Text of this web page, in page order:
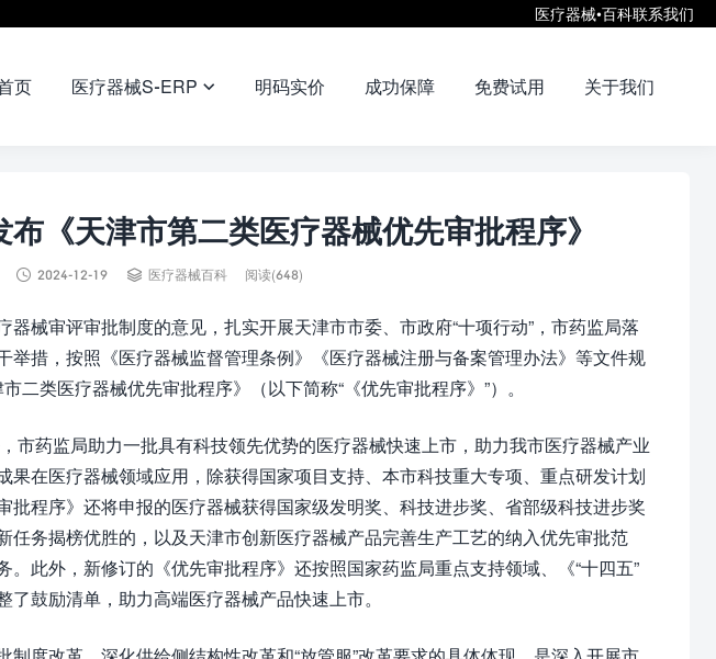
医疗器械•百科联系我们
页 医疗器械S-ERP  明码实价 成功保障 免费试用 关于我们
《天津市第二类医疗器械优先审批程序》
 2024-12-19  医疗器械百科 阅读(648)
器械审评审批制度的意见，扎实开展天津市市委、市政府“十项行动”，市药监局落
举措，按照《医疗器械监督管理条例》《医疗器械注册与备案管理办法》等文件规
二类医疗器械优先审批程序》（以下简称“《优先审批程序》”）。
市药监局助力一批具有科技领先优势的医疗器械快速上市，助力我市医疗器械产业
果在医疗器械领域应用，除获得国家项目支持、本市科技重大专项、重点研发计划
批程序》还将申报的医疗器械获得国家级发明奖、科技进步奖、省部级科技进步奖
任务揭榜优胜的，以及天津市创新医疗器械产品完善生产工艺的纳入优先审批范
此外，新修订的《优先审批程序》还按照国家药监局重点支持领域、《“十四五”
鼓励清单，助力高端医疗器械产品快速上市。